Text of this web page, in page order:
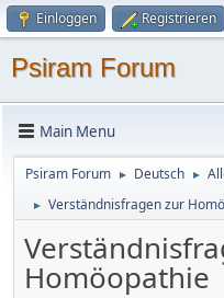
Einloggen Registrieren
Psiram Forum
Main Menu
Psiram Forum ► Deutsch ►
► Verständnisfragen zur
Homöopathie